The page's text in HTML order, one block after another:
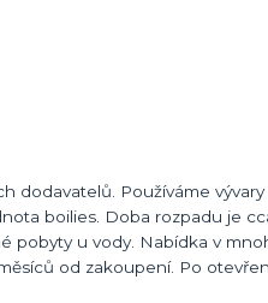
dodavatelů. Používáme
boilies. Doba rozpadu je
pobyty u vody. Nabídka v
od zakoupení. Po